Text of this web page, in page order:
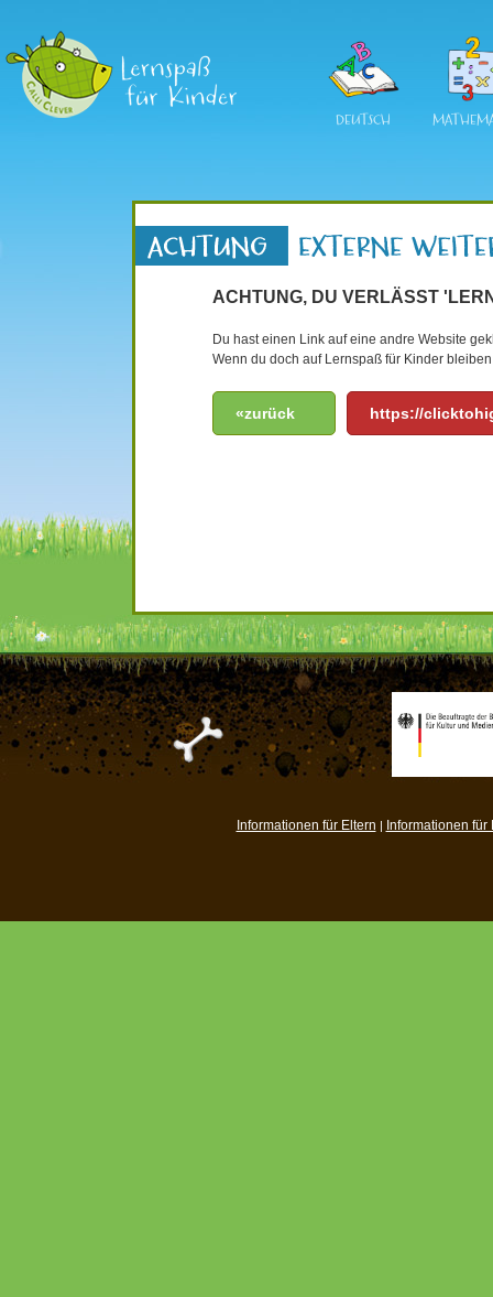
DEUTSCH
ACHTUNG, DU VERLÄSST
Du hast einen Link auf eine andre Website
Wenn du doch auf Lernspaß für Kinder
«zurück https://
Informationen für Eltern | Informationen für